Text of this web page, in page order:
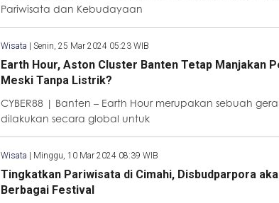
Pariwisata dan Kebudayaan
Wisata Senin, 25 Mar 2024 05:23 WIB
Earth Hour, Aston Cluster Banten Tetap Manjakan
Meski Tanpa Listrik?
CYBER88 | Banten – Earth Hour merupakan sebuah
dilakukan secara global untuk
Wisata Minggu, 10 Mar 2024 08:39 WIB
Tingkatkan Pariwisata di Cimahi, Disbudparpora
Berbagai Festival